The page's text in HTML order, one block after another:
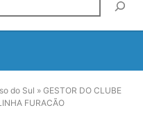
do Sul » GESTOR DO CLUBE
FURACÃO